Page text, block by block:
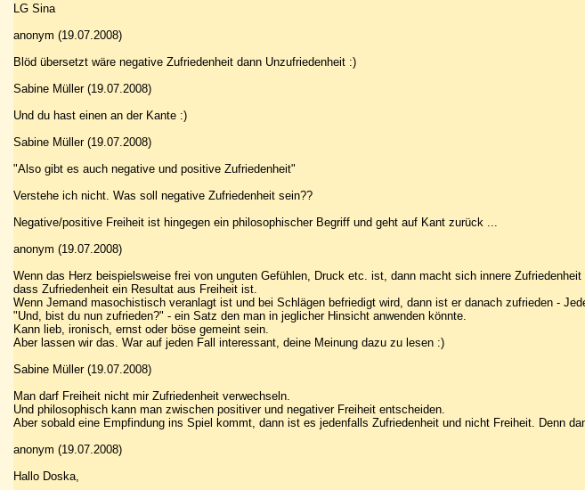
LG Sina
anonym (19.07.2008)
Blöd übersetzt wäre negative Zufriedenheit dann Unzufriedenheit :)
Sabine Müller (19.07.2008)
Und du hast einen an der Kante :)
Sabine Müller (19.07.2008)
"Also gibt es auch negative und positive Zufriedenheit"
Verstehe ich nicht. Was soll negative Zufriedenheit sein??
Negative/positive Freiheit ist hingegen ein philosophischer Begriff und geht auf Kant zurück ...
anonym (19.07.2008)
Wenn das Herz beispielsweise frei von unguten Gefühlen, Druck etc. ist, dann macht sich innere
dass Zufriedenheit ein Resultat aus Freiheit ist.
Wenn Jemand masochistisch veranlagt ist und bei Schlägen befriedigt wird, dann ist er danach zufrieden -
"Und, bist du nun zufrieden?" - ein Satz den man in jeglicher Hinsicht anwenden könnte.
Kann lieb, ironisch, ernst oder böse gemeint sein.
Aber lassen wir das. War auf jeden Fall interessant, deine Meinung dazu zu lesen :)
Sabine Müller (19.07.2008)
Man darf Freiheit nicht mir Zufriedenheit verwechseln.
Und philosophisch kann man zwischen positiver und negativer Freiheit entscheiden.
Aber sobald eine Empfindung ins Spiel kommt, dann ist es jedenfalls Zufriedenheit und nicht Freiheit. Denn
anonym (19.07.2008)
Hallo Doska,